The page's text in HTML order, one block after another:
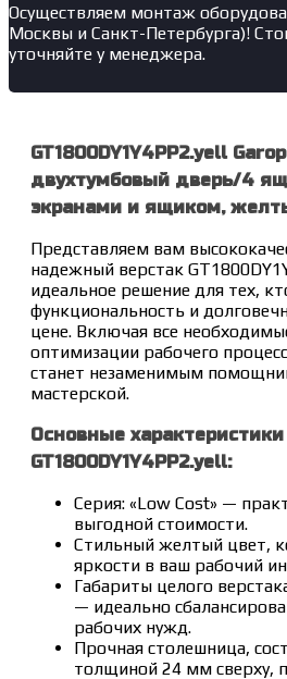
Осуществляем монтаж
Москвы и Санкт-Петербурга)!
уточняйте у менеджера.
GT1800DY1Y4PP2.yell
двухтумбовый дверь/4
экранами и ящиком,
Представляем вам
надежный верстак
идеальное решение для тех,
функциональность и
цене. Включая все
оптимизации рабочего
станет незаменимым
мастерской.
Основные характеристики
GT1800DY1Y4PP2.yell:
Серия: «Low Cost» —
выгодной стоимости.
Стильный желтый цвет,
яркости в ваш рабочий
Габариты целого
— идеально
рабочих нужд.
Прочная столешница,
толщиной 24 мм сверху,